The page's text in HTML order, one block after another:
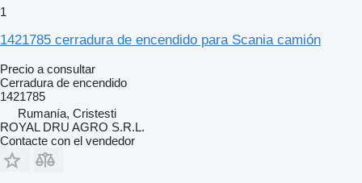
1
1421785 cerradura de encendido para Scania camión
Precio a consultar
Cerradura de encendido
1421785
Rumanía, Cristesti
ROYAL DRU AGRO S.R.L.
Contacte con el vendedor